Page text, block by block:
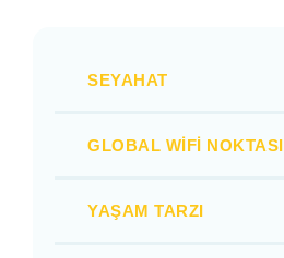
SEYAHAT
GLOBAL WIFI NOKTASI
YAŞAM TARZI